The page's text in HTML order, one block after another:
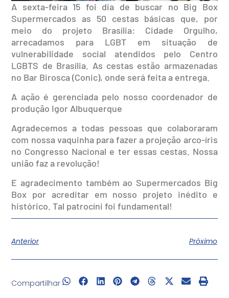
A sexta-feira 15 foi dia de buscar no Big Box
Supermercados as 50 cestas básicas que, por
meio do projeto Brasília: Cidade Orgulho,
arrecadamos para LGBT em situação de
vulnerabilidade social atendidos pelo Centro
LGBTS de Brasília. As cestas estão armazenadas
no Bar Birosca (Conic), onde será feita a entrega.
A ação é gerenciada pelo nosso coordenador de
produção Igor Albuquerque
Agradecemos a todas pessoas que colaboraram
com nossa vaquinha para fazer a projeção arco-íris
no Congresso Nacional e ter essas cestas. Nossa
união faz a revolução!
E agradecimento também ao Supermercados Big
Box por acreditar em nosso projeto inédito e
histórico. Tal patrocíni foi fundamental!
Anterior Próximo
Compartilhar